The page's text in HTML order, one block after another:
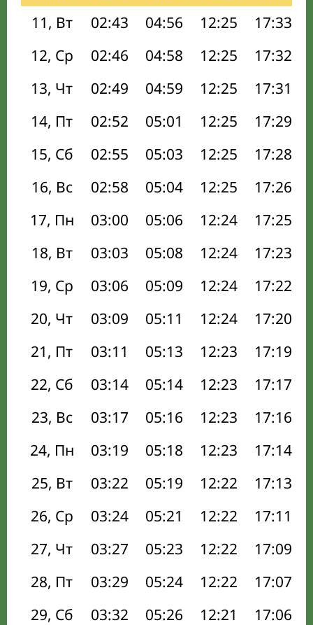
11, Вт
02:43 04:56 12:25 17:33
12, Ср
02:46 04:58 12:25 17:32
13, Чт
02:49 04:59 12:25 17:31
14, Пт
02:52 05:01 12:25 17:29
15, Сб
02:55 05:03 12:25 17:28
16, Вс
02:58 05:04 12:25 17:26
17, Пн
03:00 05:06 12:24 17:25
18, Вт
03:03 05:08 12:24 17:23
19, Ср
03:06 05:09 12:24 17:22
20, Чт
03:09 05:11 12:24 17:20
21, Пт
03:11 05:13 12:23 17:19
22, Сб
03:14 05:14 12:23 17:17
23, Вс
03:17 05:16 12:23 17:16
24, Пн
03:19 05:18 12:23 17:14
25, Вт
03:22 05:19 12:22 17:13
26, Ср
03:24 05:21 12:22 17:11
27, Чт
03:27 05:23 12:22 17:09
28, Пт
03:29 05:24 12:22 17:07
29, Сб
03:32 05:26 12:21 17:06